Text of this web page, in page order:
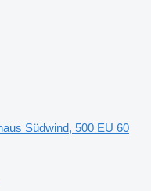
Südwind, 500 EU 60